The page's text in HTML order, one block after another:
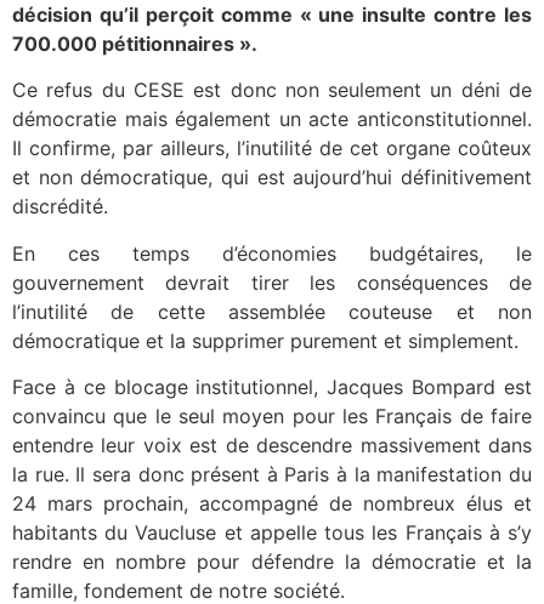
décision qu’il perçoit comme « une insulte contre les
700.000 pétitionnaires ».
Ce refus du CESE est donc non seulement un déni de
démocratie mais également un acte anticonstitutionnel.
Il confirme, par ailleurs, l’inutilité de cet organe coûteux
et non démocratique, qui est aujourd’hui définitivement
discrédité.
En ces temps d’économies budgétaires, le
gouvernement devrait tirer les conséquences de
l’inutilité de cette assemblée couteuse et non
démocratique et la supprimer purement et simplement.
Face à ce blocage institutionnel, Jacques Bompard est
convaincu que le seul moyen pour les Français de faire
entendre leur voix est de descendre massivement dans
la rue. Il sera donc présent à Paris à la manifestation du
24 mars prochain, accompagné de nombreux élus et
habitants du Vaucluse et appelle tous les Français à s’y
rendre en nombre pour défendre la démocratie et la
famille, fondement de notre société.